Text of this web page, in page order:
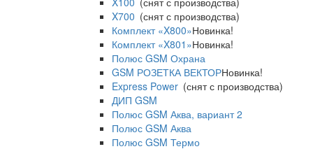
X700 (снят с производства)
Комплект «X800»Новинка!
Комплект «X801»Новинка!
Полюс GSM Охрана
GSM РОЗЕТКА ВЕКТОРНовинка!
Express Power (снят с производства)
ДИП GSM
Полюс GSM Аква, вариант 2
Полюс GSM Аква
Полюс GSM Термо